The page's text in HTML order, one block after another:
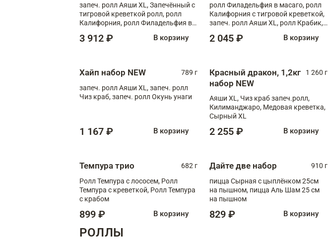
запеч. ролл Аяши XL, Запечённый с
тигровой креветкой ролл, ролл
Калифорния, ролл Филадельфия в
запеч. ролл Моцарелломания, ролл
3 912 ₽ В корзину
ролл Филадельфия в масаго, ролл
Калифорния с тигровой креветкой,
запеч. ролл Аяши XL, ролл Крабик,
2 045 ₽ В корзину
Хайп набор NEW
789 г
запеч. ролл Аяши XL, запеч. ролл
Чиз краб, запеч. ролл Окунь унаги
1 167 ₽ В корзину
Красный дракон, 1,2кг
набор NEW
1 260 г
Аяши XL, Чиз краб запеч.ролл,
Килиманджаро, Медовая креветка,
Сырный XL
2 255 ₽ В корзину
Темпура трио
682 г
Ролл Темпура с лососем, Ролл
Темпура с креветкой, Ролл Темпура
с крабом
899 ₽ В корзину
Дайте две набор
910 г
пицца Сырная с цыплёнком 25см
на пышном, пицца Аль Шам 25 см
на пышном
829 ₽ В корзину
РОЛЛЫ